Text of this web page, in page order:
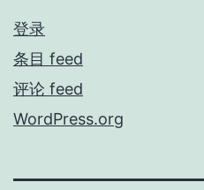
登录
条目 feed
评论 feed
WordPress.org